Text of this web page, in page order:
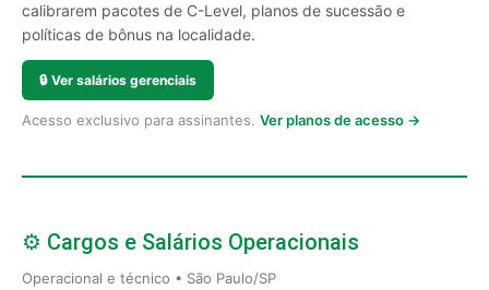
calibrarem pacotes de C-Level, planos de sucessão e
políticas de bônus na localidade.
🔒 Ver salários gerenciais
Acesso exclusivo para assinantes. Ver planos de acesso →
⚙️ Cargos e Salários Operacionais
Operacional e técnico • São Paulo/SP